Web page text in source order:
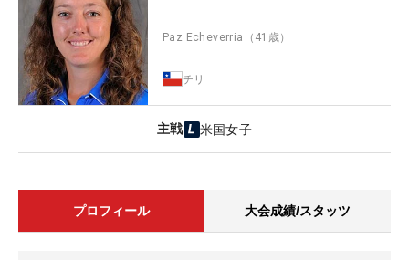
Paz Echeverria （41歳）
チリ
主戦 米国女子
プロフィール 大会成績/スタッツ